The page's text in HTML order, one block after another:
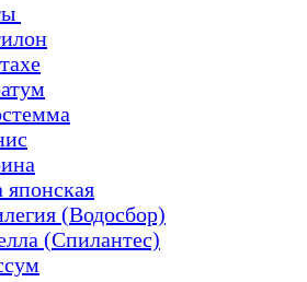
японская
(Водосбор)
(Спилантес)